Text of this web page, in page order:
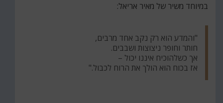
במיוחד משיר של מאיר אריאל:
"והמדע הוא רק נקב אחד מרבים,
חותר וחופר ניצוצות ושבבים.
אך כשלהוכיח איננו יכול –
אז בכוח הוא הולך את הרוח לכבול."